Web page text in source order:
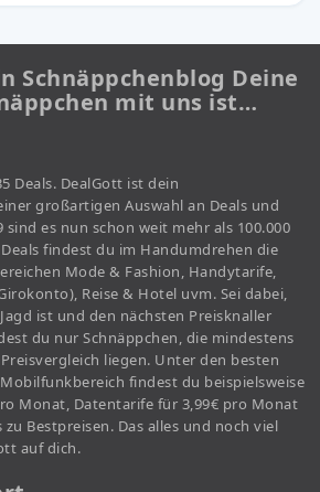
Schnäppchenblog Deine
mit uns ist…
Deals. DealGott ist dein
großartigen Auswahl an Deals und
sind es nun schon weit mehr als 100.000
findest du im Handumdrehen die
Mode & Fashion, Handytarife,
Reise & Hotel uvm. Sei dabei,
ist und den nächsten Preisknaller
du nur Schnäppchen, die mindestens
liegen. Unter den besten
findest du beispielsweise
Monat, Datentarife für 3,99€ pro Monat
Bestpreisen. Das alles und noch viel
auf dich.